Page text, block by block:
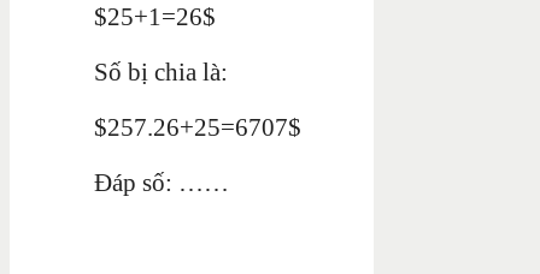
$25+1=26$
Số bị chia là:
$257.26+25=6707$
Đáp số: ……